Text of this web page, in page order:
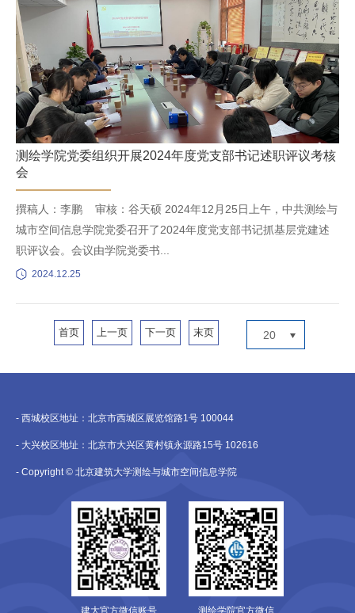
测绘学院党委组织开展2024年度党支部书记述职评议考核
会
撰稿人：李鹏 审核：谷天硕 2024年12月25日上午，中共测绘与
城市空间信息学院党委召开了2024年度党支部书记抓基层党建述
职评议会。会议由学院党委书...
2024.12.25
首页 上一页 下一页 末页 20
- 西城校区地址：北京市西城区展览馆路1号 100044
- 大兴校区地址：北京市大兴区黄村镇永源路15号 102616
- Copyright © 北京建筑大学测绘与城市空间信息学院
建大官方微信账号 测绘学院官方微信